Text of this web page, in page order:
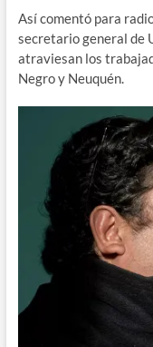
Así comentó para
secretario general de
atraviesan los
Negro y Neuquén.